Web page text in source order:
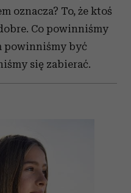
oznacza? To, że ktoś
Co powinniśmy
powinniśmy być
się zabierać.